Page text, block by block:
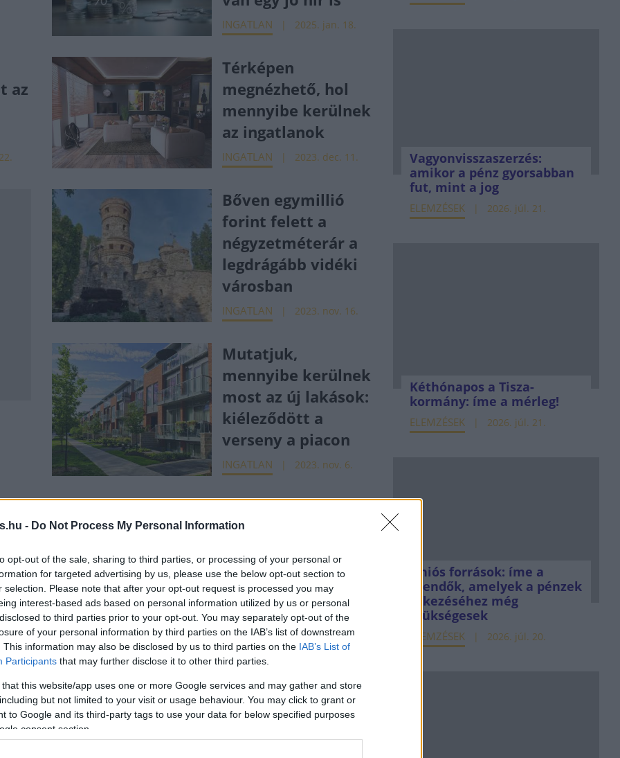
- Do Not Process My Personal Information
opt-out of the sale, sharing to third parties, or processing of your personal or
for targeted advertising by us, please use the below opt-out section to
selection. Please note that after your opt-out request is processed you may
interest-based ads based on personal information utilized by us or personal
to third parties prior to your opt-out. You may separately opt-out of the
of your personal information by third parties on the IAB’s list of downstream
This information may also be disclosed by us to third parties on the IAB’s List of
Participants that may further disclose it to other third parties.
that this website/app uses one or more Google services and may gather and store
but not limited to your visit or usage behaviour. You may click to grant or
to Google and its third-party tags to use your data for below specified purposes
consent section.
INGATLAN 2025. jan. 18.
az
Térképen
megnézhető, hol
mennyibe kerülnek
az ingatlanok
INGATLAN 2023. dec. 11.
Bőven egymillió
forint felett a
négyzetméterár a
legdrágább vidéki
városban
INGATLAN 2023. nov. 16.
Mutatjuk,
mennyibe kerülnek
most az új lakások:
kiéleződött a
verseny a piacon
INGATLAN 2023. nov. 6.
28.
Sokat lehet most
alkudni a lakások
árából a kereslet
esése miatt
INGATLAN 2023. márc. 6.
A rezsiárak
emelése átrendezi
az ingatlanpiacot,
városonként
Vagyonvisszaszerzés:
amikor a pénz gyorsabban
fut, mint a jog
ELEMZÉSEK 2026. júl. 21.
Kéthónapos a Tisza-
kormány: íme a mérleg!
ELEMZÉSEK 2026. júl. 21.
Uniós források: íme a
teendők, amelyek a pénzek
érkezéséhez még
szükségesek
ELEMZÉSEK 2026. júl. 20.